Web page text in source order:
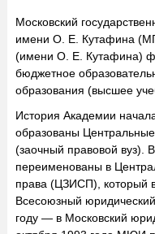
Московский
имени О. Е. Кутафина
(имени О. Е. Кутафина)
бюджетное
образования (высшее
История Академии
образованы Центральные
(заочный правовой вуз).
переименованы в
права (ЦЗИСП), который
Всесоюзный
году — в Московский